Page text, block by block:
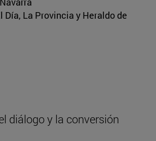
Día, La Provincia y Heraldo de
diálogo y la conversión